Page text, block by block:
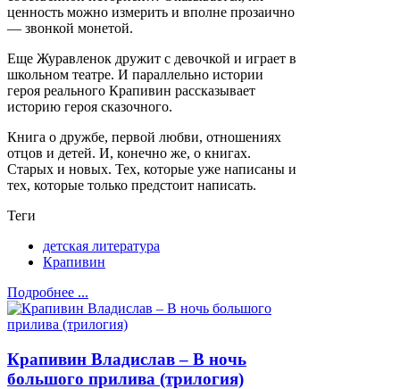
ценность можно измерить и вполне прозаично
— звонкой монетой.
Еще Журавленок дружит с девочкой и играет в
школьном театре. И параллельно истории
героя реального Крапивин рассказывает
историю героя сказочного.
Книга о дружбе, первой любви, отношениях
отцов и детей. И, конечно же, о книгах.
Старых и новых. Тех, которые уже написаны и
тех, которые только предстоит написать.
Теги
детская литература
Крапивин
Подробнее ...
Крапивин Владислав – В ночь
большого прилива (трилогия)